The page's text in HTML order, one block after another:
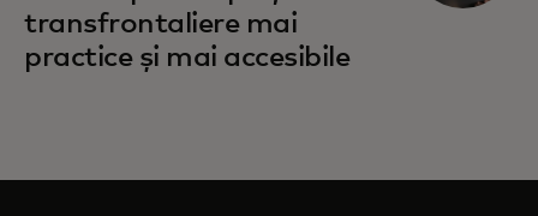
transfrontaliere mai
practice și mai accesibile